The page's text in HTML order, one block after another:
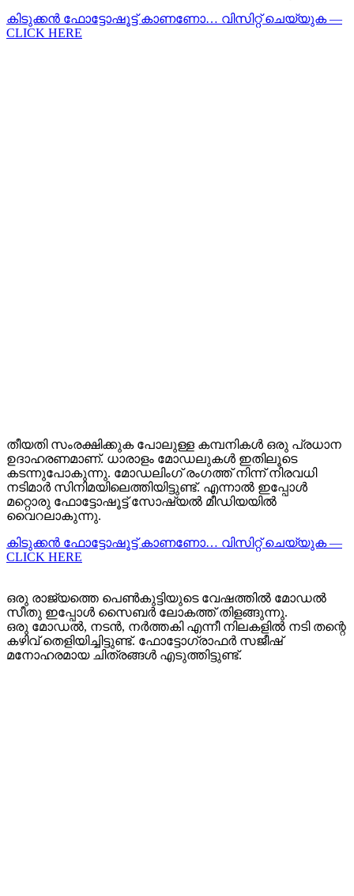
കിടുക്കന്‍ ഫോട്ടോഷൂട്ട്‌ കാണണോ… വിസിറ്റ് ചെയ്യുക —
CLICK HERE
തീയതി സംരക്ഷിക്കുക പോലുള്ള കമ്പനികൾ ഒരു പ്രധാന
ഉദാഹരണമാണ്. ധാരാളം മോഡലുകൾ ഇതിലൂടെ
കടന്നുപോകുന്നു. മോഡലിംഗ് രംഗത്ത് നിന്ന് നിരവധി
നടിമാർ സിനിമയിലെത്തിയിട്ടുണ്ട്. എന്നാൽ ഇപ്പോൾ
മറ്റൊരു ഫോട്ടോഷൂട്ട് സോഷ്യൽ മീഡിയയിൽ
വൈറലാകുന്നു.
കിടുക്കന്‍ ഫോട്ടോഷൂട്ട്‌ കാണണോ… വിസിറ്റ് ചെയ്യുക —
CLICK HERE
ഒരു രാജ്യത്തെ പെൺകുട്ടിയുടെ വേഷത്തിൽ മോഡൽ
സീതു ഇപ്പോൾ സൈബർ ലോകത്ത് തിളങ്ങുന്നു.
ഒരു മോഡൽ, നടൻ, നർത്തകി എന്നീ നിലകളിൽ നടി തന്റെ
കഴിവ് തെളിയിച്ചിട്ടുണ്ട്. ഫോട്ടോഗ്രാഫർ സജീഷ്
മനോഹരമായ ചിത്രങ്ങൾ എടുത്തിട്ടുണ്ട്.